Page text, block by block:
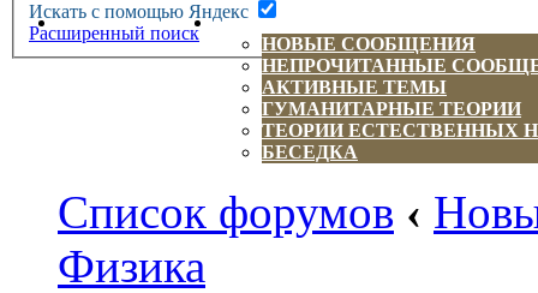
Искать с помощью Яндекс
Расширенный поиск
НОВАЯ ТЕОРИЯФОРУМ
НОВЫЕ СООБЩЕНИЯ
НЕПРОЧИТАННЫЕ
АКТИВНЫЕ ТЕМЫ
ГУМАНИТАРНЫЕ ТЕОРИИ
ТЕОРИИ ЕСТЕСТВЕННЫХ
БЕСЕДКА
Список форумов ‹
Физика